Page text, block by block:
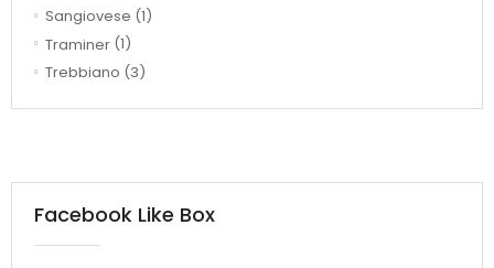
Sangiovese (1)
Traminer (1)
Trebbiano (3)
Facebook Like Box